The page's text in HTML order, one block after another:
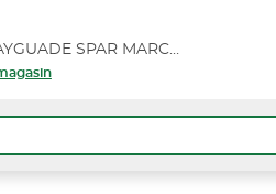
HYERES L AYGUADE SPAR MARCHE